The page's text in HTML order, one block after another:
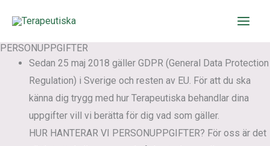
innehåll
PERSONUPPGIFTER
Sedan 25 maj 2018 gäller GDPR (General Data Protection
Regulation) i Sverige och resten av EU. För att du ska
känna dig trygg med hur Terapeutiska behandlar dina
uppgifter vill vi berätta för dig vad som gäller.
HUR HANTERAR VI PERSONUPPGIFTER? För oss är det